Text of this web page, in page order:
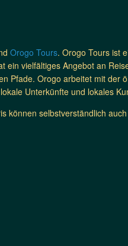
Orogo Tours. Orogo Tours ist
vielfältiges Angebot an
Pfade. Orogo arbeitet mit der
Unterkünfte und lokales
können selbstverständlich